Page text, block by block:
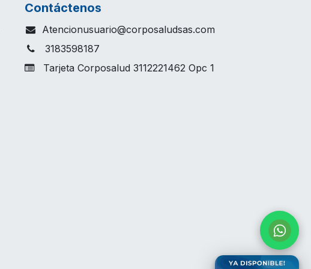
Contáctenos
Atencionusuario@corposaludsas.com
3183598187
Tarjeta Corposalud 3112221462 Opc 1